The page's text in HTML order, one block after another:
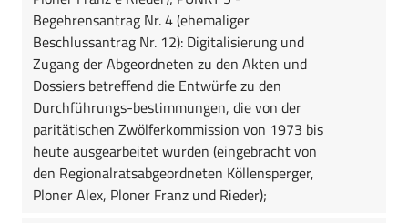
Begehrensantrag Nr. 4 (ehemaliger
Beschlussantrag Nr. 12): Digitalisierung und
Zugang der Abgeordneten zu den Akten und
Dossiers betreffend die Entwürfe zu den
Durchführungs-bestimmungen, die von der
paritätischen Zwölferkommission von 1973 bis
heute ausgearbeitet wurden (eingebracht von
den Regionalratsabgeordneten Köllensperger,
Ploner Alex, Ploner Franz und Rieder);